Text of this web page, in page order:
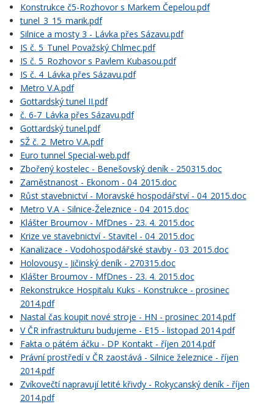
Konstrukce č5-Rozhovor s Markem Čepelou.pdf
tunel_3_15_marik.pdf
Silnice a mosty 3 - Lávka přes Sázavu.pdf
IS č. 5_Tunel Považský Chlmec.pdf
IS č. 5_Rozhovor s Pavlem Kubasou.pdf
IS č. 4_Lávka přes Sázavu.pdf
Metro V.A.pdf
Gottardský tunel II.pdf
č. 6-7_Lávka přes Sázavu.pdf
Gottardský tunel.pdf
SŽ č. 2_Metro V.A.pdf
Euro tunnel Special-web.pdf
Zbořený kostelec - Benešovský deník - 250315.doc
Zaměstnanost - Ekonom - 04_2015.doc
Růst stavebnictví - Moravské hospodářství - 04_2015.doc
Metro V.A - Silnice-Železnice - 04_2015.doc
Klášter Broumov - MfDnes - 23. 4. 2015.doc
Krize ve stavebnictví - Stavitel - 04_2015.doc
Kanalizace - Vodohospodářské stavby - 03_2015.doc
Holovousy - Jičinský deník - 270315.doc
Klášter Broumov - MfDnes - 23. 4. 2015.doc
Rekonstrukce Hospitalu Kuks - Konstrukce - prosinec
2014.pdf
Nastal čas koupit nové stroje - HN - prosinec 2014.pdf
V ČR infrastrukturu budujeme - E15 - listopad 2014.pdf
Fakta o pátém áčku - DP Kontakt - říjen 2014.pdf
Právní prostředí v ČR zaostává - Silnice železnice - říjen
2014.pdf
Zvíkovečtí napravují letité křivdy - Rokycanský deník - říjen
2014.pdf